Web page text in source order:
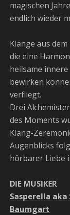
magischen
endlich wieder
Klänge aus
die eine
heilsame
bewirken
verfliegt.
Drei
des Moments
Klang-
Augenblicks
hörbarer Liebe
DIE MUSIKER
Sasperella aka
Baumgart